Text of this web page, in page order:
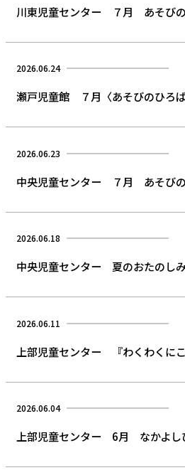
川東児童センター ７月 あそび
2026.06.24
瀬戸児童館 ７月〈あそびのひろば
2026.06.23
中央児童センター ７月 あそび
2026.06.18
中央児童センター 夏のおたのし
2026.06.11
上部児童センター 『わくわくに
2026.06.04
上部児童センター 6月 なかよし